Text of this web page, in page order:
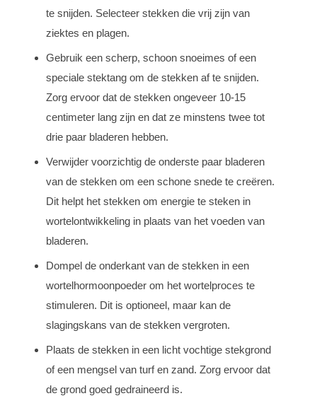
te snijden. Selecteer stekken die vrij zijn van
ziektes en plagen.
Gebruik een scherp, schoon snoeimes of een
speciale stektang om de stekken af te snijden.
Zorg ervoor dat de stekken ongeveer 10-15
centimeter lang zijn en dat ze minstens twee tot
drie paar bladeren hebben.
Verwijder voorzichtig de onderste paar bladeren
van de stekken om een schone snede te creëren.
Dit helpt het stekken om energie te steken in
wortelontwikkeling in plaats van het voeden van
bladeren.
Dompel de onderkant van de stekken in een
wortelhormoonpoeder om het wortelproces te
stimuleren. Dit is optioneel, maar kan de
slagingskans van de stekken vergroten.
Plaats de stekken in een licht vochtige stekgrond
of een mengsel van turf en zand. Zorg ervoor dat
de grond goed gedraineerd is.